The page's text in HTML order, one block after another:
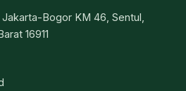
Bogor KM 46, Sentul,
16911